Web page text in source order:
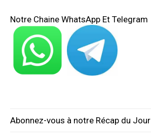
Notre Chaine WhatsApp Et Telegram
Abonnez-vous à notre Récap du Jour